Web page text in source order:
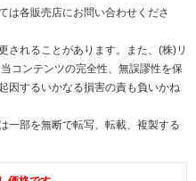
は各販売店にお問い合わせくださ
れることがあります。また、(株)リ
コンテンツの完全性、無誤謬性を保
因するいかなる損害の責も負いかね
一部を無断で転写、転載、複製する